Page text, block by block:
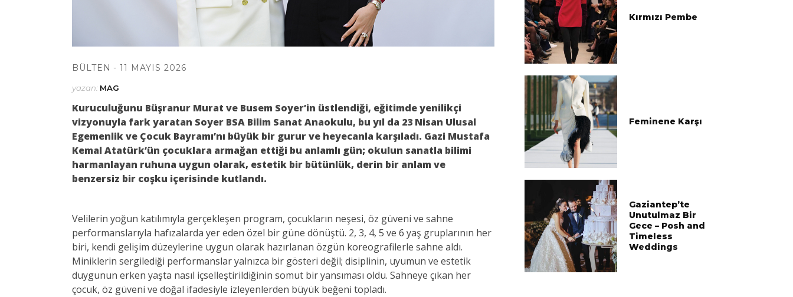
BÜLTEN 11 MAYIS 2026
yazan: MAG
Kuruculuğunu Büşranur Murat ve Busem Soyer’in üstlendiği, eğitimde yenilikçi
vizyonuyla fark yaratan Soyer BSA Bilim Sanat Anaokulu, bu yıl da 23 Nisan Ulusal
Egemenlik ve Çocuk Bayramı’nı büyük bir gurur ve heyecanla karşıladı. Gazi Mustafa
Kemal Atatürk’ün çocuklara armağan ettiği bu anlamlı gün; okulun sanatla bilimi
harmanlayan ruhuna uygun olarak, estetik bir bütünlük, derin bir anlam ve
benzersiz bir coşku içerisinde kutlandı.
Velilerin yoğun katılımıyla gerçekleşen program, çocukların neşesi, öz güveni ve sahne
performanslarıyla hafızalarda yer eden özel bir güne dönüştü. 2, 3, 4, 5 ve 6 yaş gruplarının her
biri, kendi gelişim düzeylerine uygun olarak hazırlanan özgün koreografilerle sahne aldı.
Miniklerin sergilediği performanslar yalnızca bir gösteri değil; disiplinin, uyumun ve estetik
duygunun erken yaşta nasıl içselleştirildiğinin somut bir yansıması oldu. Sahneye çıkan her
çocuk, öz güveni ve doğal ifadesiyle izleyenlerden büyük beğeni topladı.
Kırmızı Pembe
Feminene Karşı
Gaziantep’te
Unutulmaz Bir
Gece – Posh and
Timeless
Weddings